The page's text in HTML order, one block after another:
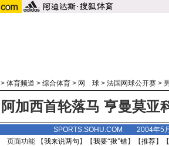
> 体育频道 > 综合体育 > 网 球 > 法国网球公开赛 >
阿加西首轮落马 亨曼莫亚
SPORTS.SOHU.COM 2004年5
页面功能 【我来说两句 】【我要“揪”错】【推荐】